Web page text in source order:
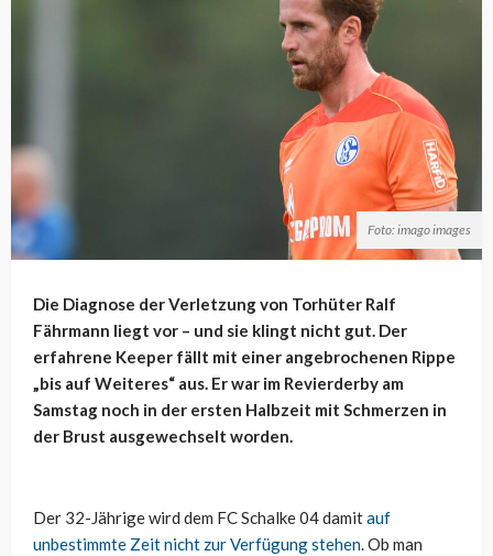
Foto: imago images
Die Diagnose der Verletzung von Torhüter Ralf
Fährmann liegt vor – und sie klingt nicht gut. Der
erfahrene Keeper fällt mit einer angebrochenen Rippe
„bis auf Weiteres“ aus. Er war im Revierderby am
Samstag noch in der ersten Halbzeit mit Schmerzen in
der Brust ausgewechselt worden.
Der 32-Jährige wird dem FC Schalke 04 damitauf
unbestimmte Zeit nicht zur Verfügung stehen. Ob man